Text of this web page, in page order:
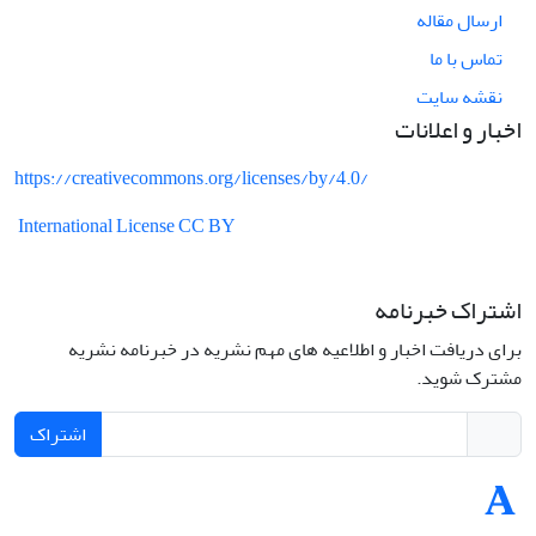
ارسال مقاله
تماس با ما
نقشه سایت
اخبار و اعلانات
https://creativecommons.org/licenses/by/4.0/
International License CC BY
اشتراک خبرنامه
برای دریافت اخبار و اطلاعیه های مهم نشریه در خبرنامه نشریه
مشترک شوید.
اشتراک